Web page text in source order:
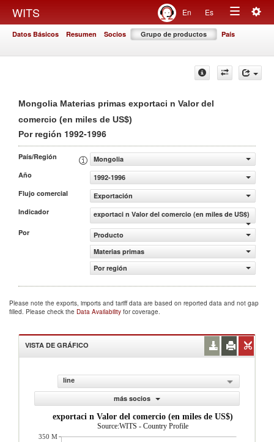
WITS En Es
Toggle
Datos Básicos Resumen Socios Grupo de productos País
Mongolia Materias primas exportaci n Valor del
comercio (en miles de US$)
Por región 1992-1996
País/Región
Mongolia
Año
1992-1996
Flujo comercial
Exportación
Indicador
exportaci n Valor del comercio (en miles de US$)
Por
Producto
Materias primas
Por región
Please note the exports, imports and tariff data are based on reported data and not gap
filled. Please check the Data Availability for coverage.
VISTA DE GRÁFICO
line
más socios
exportaci n Valor del comercio (en miles de US$)
Source:WITS - Country Profile
350 M